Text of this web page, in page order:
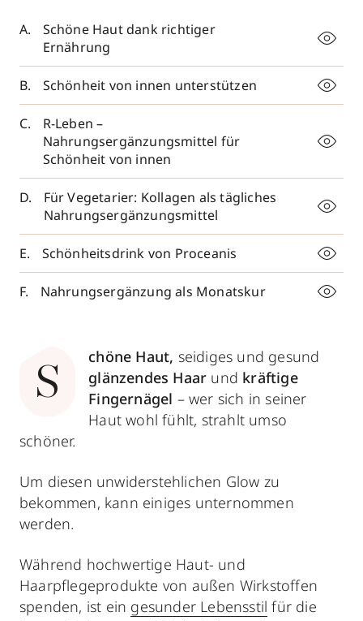
Schöne Haut dank richtiger
Ernährung
Schönheit von innen unterstützen
R-Leben –
Nahrungsergänzungsmittel für
Schönheit von innen
Für Vegetarier: Kollagen als tägliches
Nahrungsergänzungsmittel
Schönheitsdrink von Proceanis
Nahrungsergänzung als Monatskur
S
chöne Haut, seidiges und gesund
glänzendes Haar und kräftige
Fingernägel – wer sich in seiner
Haut wohl fühlt, strahlt umso
schöner.
Um diesen unwiderstehlichen Glow zu
bekommen, kann einiges unternommen
werden.
Während hochwertige Haut- und
Haarpflegeprodukte von außen Wirkstoffen
spenden, ist ein gesunder Lebensstil für die